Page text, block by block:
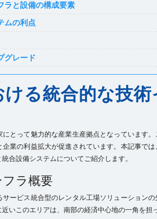
ラと設備の構成要素
ムの利点
グレード
る統合的な技
とって魅力的な産業生産拠点となっています
業の利益拡大が促進されています。本記事では
合設備システムについてご紹介します。
ラ概要
ービス統合型のレンタル工場ソリューション
いこのエリアは、南部の経済中心地の一角を担